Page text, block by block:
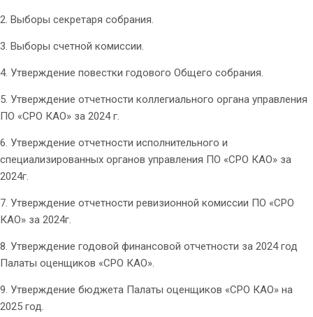
2. Выборы секретаря собрания.
3. Выборы счетной комиссии.
4. Утверждение повестки годового Общего собрания.
5. Утверждение отчетности коллегиального органа управления
ПО «СРО КАО» за 2024 г.
6. Утверждение отчетности исполнительного и
специализированных органов управления ПО «СРО КАО» за
2024г.
7. Утверждение отчетности ревизионной комиссии ПО «СРО
КАО» за 2024г.
8. Утверждение годовой финансовой отчетности за 2024 год
Палаты оценщиков «СРО КАО».
9. Утверждение бюджета Палаты оценщиков «СРО КАО» на
2025 год.